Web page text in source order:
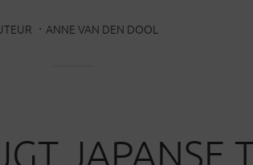
ANNE VAN DEN DOOL
JAPANSE